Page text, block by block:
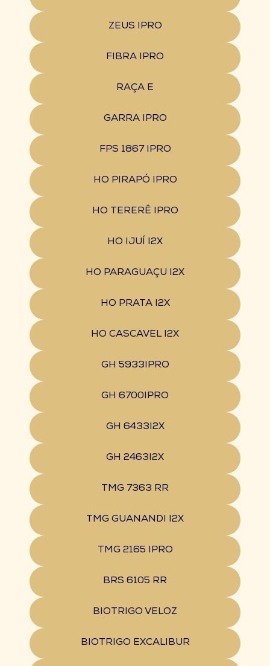
ZEUS IPRO
FIBRA IPRO
RAÇA E
GARRA IPRO
FPS 1867 IPRO
HO PIRAPÓ IPRO
HO TERERÊ IPRO
HO IJUÍ I2X
HO PARAGUAÇU I2X
HO PRATA I2X
HO CASCAVEL I2X
GH 5933IPRO
GH 6700IPRO
GH 6433I2X
GH 2463I2X
TMG 7363 RR
TMG GUANANDI I2X
TMG 2165 IPRO
BRS 6105 RR
BIOTRIGO VELOZ
BIOTRIGO EXCALIBUR